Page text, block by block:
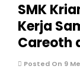
SMK
Kerja
Careoth
Posted On 9